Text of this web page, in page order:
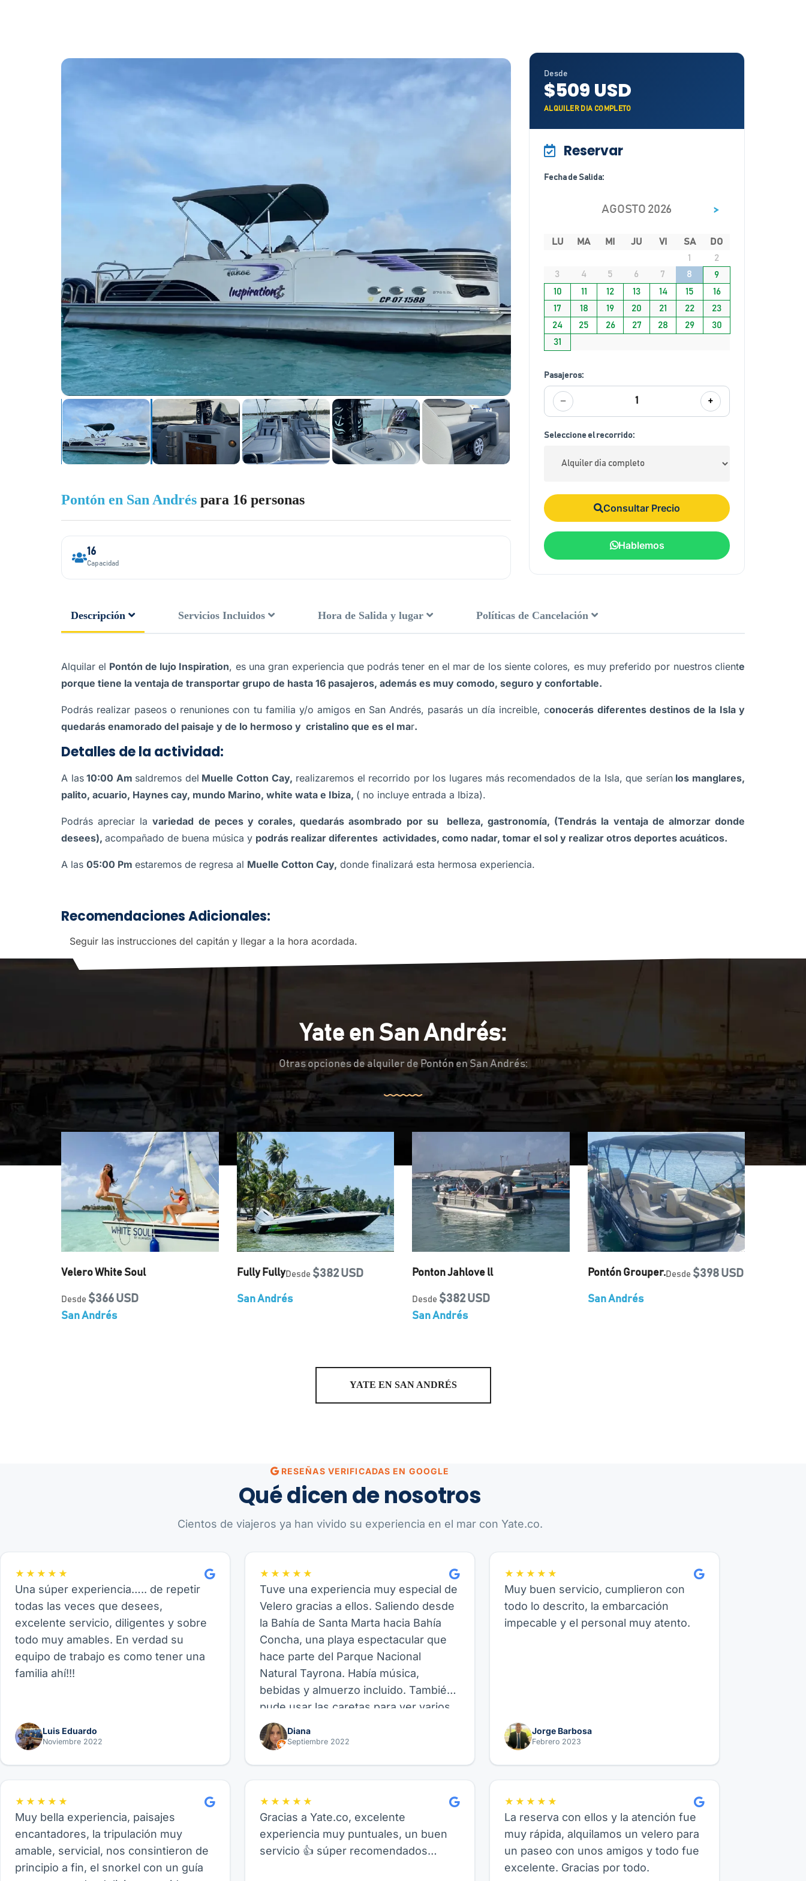
Pontón en San Andrés para 16 personas
16
Capacidad
Desde
$509 USD
ALQUILER DIA COMPLETO
Reservar
Fecha de Salida:
AGOSTO 2026 >
LU MA MI JU VI SA
DO
1
2
3
4 5 6 7 8
9
10
11 12 13 14 15
16
17
18 19 20 21 22
23
24
25 26 27 28 29
30
31
Pasajeros:
− 1 +
Seleccione el recorrido:
Consultar Precio
Hablemos
Descripción Servicios Incluidos Hora de Salida y lugar Políticas de Cancelación
Alquilar el Pontón de lujo Inspiration, es una gran experiencia que podrás tener en el mar de los siente colores, es muy preferido por nuestros cliente
porque tiene la ventaja de transportar grupo de hasta 16 pasajeros, además es muy comodo, seguro y confortable.
Podrás realizar paseos o renuniones con tu familia y/o amigos en San Andrés, pasarás un día increible, conocerás diferentes destinos de la Isla y
quedarás enamorado del paisaje y de lo hermoso y cristalino que es el mar.
Detalles de la actividad:
A las10:00 Am saldremos del Muelle Cotton Cay, realizaremos el recorrido por los lugares más recomendados de la Isla, que seríanlos manglares,
palito, acuario, Haynes cay, mundo Marino, white wata e Ibiza, ( no incluye entrada a Ibiza).
Podrás apreciar lavariedad de peces y corales, quedarás asombrado por su belleza, gastronomía, (Tendrás la ventaja de almorzar donde
desees), acompañado de buena música y podrás realizar diferentes actividades, como nadar, tomar el sol y realizar otros deportes acuáticos.
A las 05:00 Pm estaremos de regresa al Muelle Cotton Cay, donde finalizará esta hermosa experiencia.
Recomendaciones Adicionales:
Seguir las instrucciones del capitán y llegar a la hora acordada.
Yate en San Andrés:
Otras opciones de alquiler de Pontón en San Andrés:
Velero White Soul
Desde $366 USD
San Andrés
Fully FullyDesde $382 USD
San Andrés
Ponton Jahlove ll
Desde $382 USD
San Andrés
Pontón Grouper.Desde $398 USD
San Andrés
YATE EN SAN ANDRÉS
RESEÑAS VERIFICADAS EN GOOGLE
Qué dicen de nosotros
Cientos de viajeros ya han vivido su experiencia en el mar con Yate.co.
★★★★★
Una súper experiencia….. de repetir
todas las veces que desees,
excelente servicio, diligentes y sobre
todo muy amables. En verdad su
equipo de trabajo es como tener una
familia ahí!!!
Luis Eduardo
Noviembre 2022
★★★★★
Tuve una experiencia muy especial de
Velero gracias a ellos. Saliendo desde
la Bahía de Santa Marta hacia Bahía
Concha, una playa espectacular que
hace parte del Parque Nacional
Natural Tayrona. Había música,
bebidas y almuerzo incluido. También
pude usar las caretas para ver varios
peces allí, así como hacer paddle
board, fue genial. Recomiendo este
Diana
Septiembre 2022
★★★★★
Muy buen servicio, cumplieron con
todo lo descrito, la embarcación
impecable y el personal muy atento.
Jorge Barbosa
Febrero 2023
★★★★★
Muy bella experiencia, paisajes
encantadores, la tripulación muy
amable, servicial, nos consintieron de
principio a fin, el snorkel con un guía
★★★★★
Gracias a Yate.co, excelente
experiencia muy puntuales, un buen
servicio 👍 súper recomendados…
★★★★★
La reserva con ellos y la atención fue
muy rápida, alquilamos un velero para
un paseo con unos amigos y todo fue
excelente. Gracias por todo.